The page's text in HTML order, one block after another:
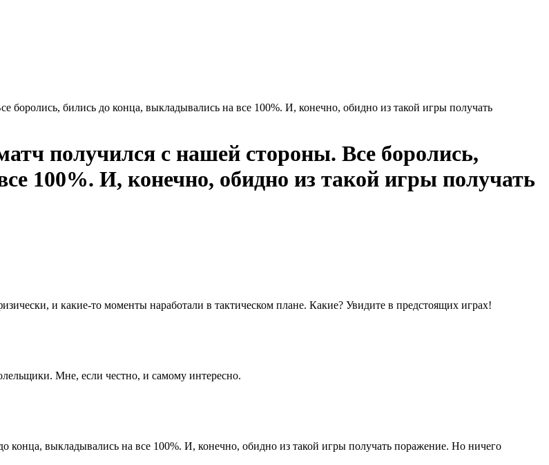
бились до конца, выкладывались на все 100%. И, конечно, обидно из такой игры получать
получился с нашей стороны. Все боролись,
100%. И, конечно, обидно из такой игры получать
и какие-то моменты наработали в тактическом плане. Какие? Увидите в предстоящих играх!
Мне, если честно, и самому интересно.
конца, выкладывались на все 100%. И, конечно, обидно из такой игры получать поражение. Но ничего